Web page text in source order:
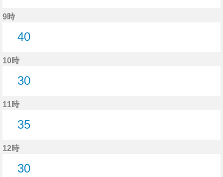
9時
40
10時
30
11時
35
12時
30